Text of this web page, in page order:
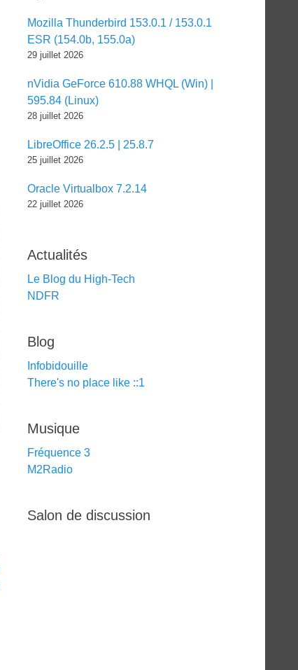
Mozilla Thunderbird 153.0.1 / 153.0.1
ESR (154.0b, 155.0a)
29 juillet 2026
nVidia GeForce 610.88 WHQL (Win) |
595.84 (Linux)
28 juillet 2026
LibreOffice 26.2.5 | 25.8.7
25 juillet 2026
Oracle Virtualbox 7.2.14
22 juillet 2026
Actualités
Le Blog du High-Tech
NDFR
Blog
Infobidouille
There's no place like ::1
Musique
Fréquence 3
M2Radio
Salon de discussion